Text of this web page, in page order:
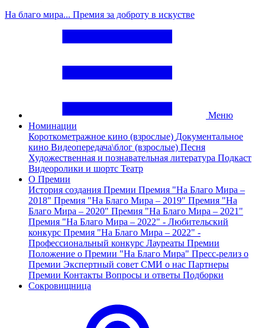
На благо мира... Премия за доброту в искустве
Меню
Номинации
Короткометражное кино (взрослые) Документальное
кино Видеопередача\блог (взрослые) Песня
Художественная и познавательная литература Подкаст
Видеоролики и шортс Театр
О Премии
История создания Премии Премия "На Благо Мира –
2018" Премия "На Благо Мира – 2019" Премия "На
Благо Мира – 2020" Премия "На Благо Мира – 2021"
Премия "На Благо Мира – 2022" - Любительский
конкурс Премия "На Благо Мира – 2022" -
Профессиональный конкурс Лауреаты Премии
Положение о Премии "На Благо Мира" Пресс-релиз о
Премии Экспертный совет СМИ о нас Партнеры
Премии Контакты Вопросы и ответы Подборки
Сокровищница